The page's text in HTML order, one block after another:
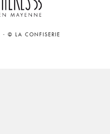
- © LA CONFISERIE